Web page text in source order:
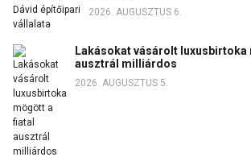
2026. AUGUSZTUS 6.
Lakásokat vásárolt luxusbirtoka
ausztrál milliárdos
2026. AUGUSZTUS 5.